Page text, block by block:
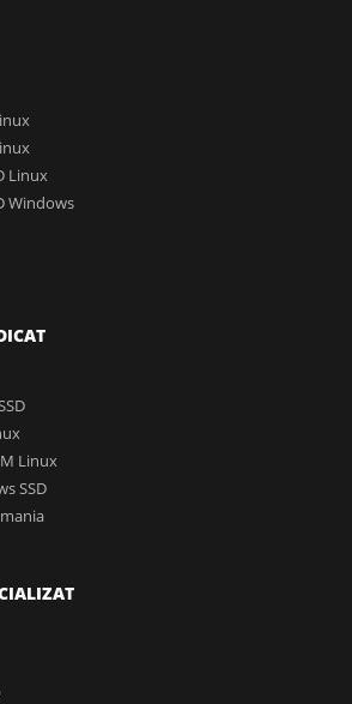
Linux
Windows
Linux
SSD